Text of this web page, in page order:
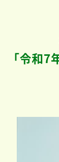
「令和